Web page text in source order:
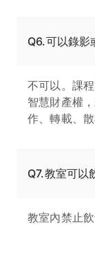
Q6.可以錄影
不可以。課
智慧財產權
作、轉載、散
Q7.教室可以
教室內禁止